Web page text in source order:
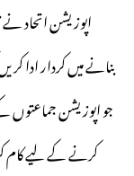
اپوزیشن اتحاد
بنانے میں کردار ادا
جو اپوزیشن جماعتوں
کرنے کے لیے کام